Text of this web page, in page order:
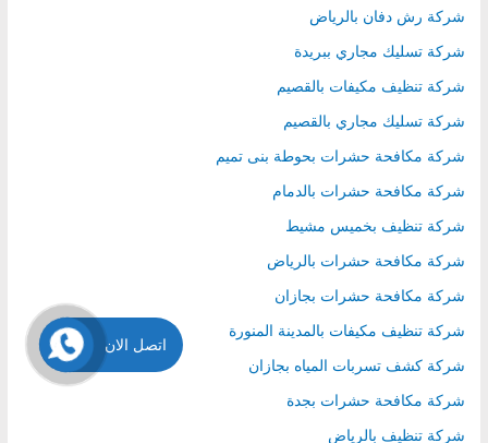
شركة رش دفان بالرياض
شركة تسليك مجاري ببريدة
شركة تنظيف مكيفات بالقصيم
شركة تسليك مجاري بالقصيم
شركة مكافحة حشرات بحوطة بنى تميم
شركة مكافحة حشرات بالدمام
شركة تنظيف بخميس مشيط
شركة مكافحة حشرات بالرياض
شركة مكافحة حشرات بجازان
شركة تنظيف مكيفات بالمدينة المنورة
شركة كشف تسربات المياه بجازان
شركة مكافحة حشرات بجدة
شركة تنظيف بالرياض
اتصل الان